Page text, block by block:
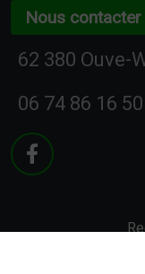
Nous contacter
62 380 Ouve-
06 74 86 16 50